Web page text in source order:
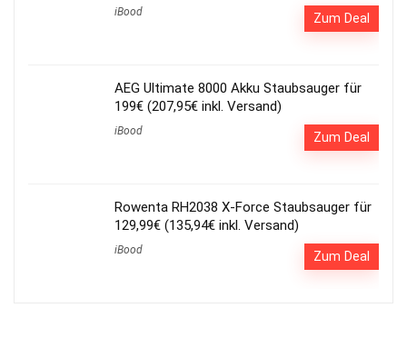
iBood Zum Deal
AEG Ultimate 8000 Akku Staubsauger für
199€ (207,95€ inkl. Versand)
iBood Zum Deal
Rowenta RH2038 X-Force Staubsauger für
129,99€ (135,94€ inkl. Versand)
iBood Zum Deal